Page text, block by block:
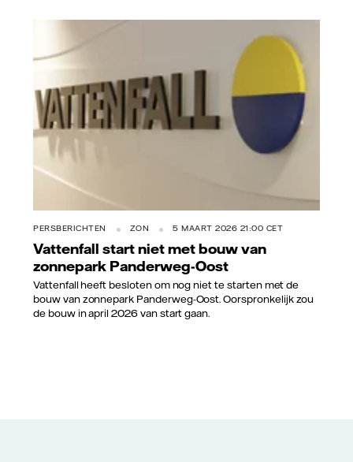
PERSBERICHTEN ZON 5 MAART 2026 21:00 CET
Vattenfall start niet met bouw van
zonnepark Panderweg-Oost
Vattenfall heeft besloten om nog niet te starten met de
bouw van zonnepark Panderweg-Oost. Oorspronkelijk zou
de bouw in april 2026 van start gaan.